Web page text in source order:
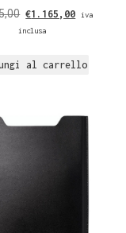
€1.165,00
iva
inclusa
al carrello